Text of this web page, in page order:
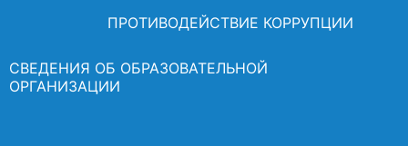
ПРОТИВОДЕЙСТВИЕ КОРРУПЦИИ
СВЕДЕНИЯ ОБ ОБРАЗОВАТЕЛЬНОЙ
ОРГАНИЗАЦИИ